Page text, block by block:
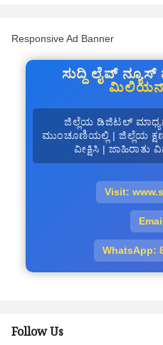
Responsive Ad Banner
ಸುದ್ದಿ ಲೈವ್
ಮಿಲಿಯನ್
ಜಿಲ್ಲೆಯ ಡಿಜಿಟಲ್
ಮುಂಚೂಣಿಯಲ್ಲಿ | ಜಿಲ್ಲೆಯ ಕ್ಷಣ
ವೀಕ್ಷಿಸಿ |
Visit:
WhatsApp:
Follow Us